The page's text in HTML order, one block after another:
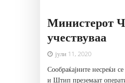
Министерот
учествуваа
јули 11, 2020
Сообраќајните несреќи
и Штип преземаат